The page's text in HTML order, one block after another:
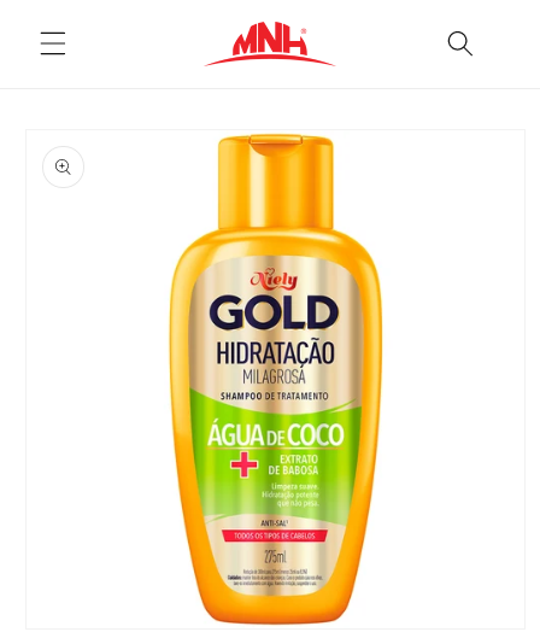
para o
conteúdo
informações
do produto